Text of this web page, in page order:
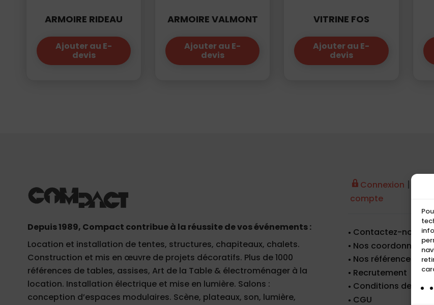
ARMOIRE RIDEAU
Ajouter au E-
devis
ARMOIRE VALMONT
Ajouter au E-
devis
VITRINE FOS
Ajouter au E-
devis
Depuis 1989, Compact contribue à la réussite de vos événements :
Location et installation de tentes, structures, chapiteaux, chalets.
Construction et mis en œuvre de projets décoratifs. Plus de 1000
références de tables, assises, Art de la Table & électroménager à la
location. Installation électrique et mise en lumière. Salons :
conception d’espaces modulaires. Scène, plateaux, son, lumière,
Connexion |
compte
Contactez-nous
Nos coordonnées
Nos références
Recrutement
Conditions de
CGU